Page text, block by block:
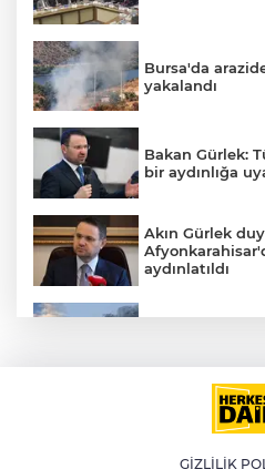
Bursa'da
yakalandı
Bakan Gürlek:
bir aydınlığa
Akın Gürlek
aydınlatıldı
İran'dan
güçlere karşı
GİZLİLİK